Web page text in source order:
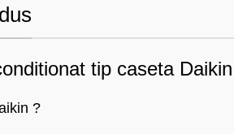
tip caseta
?